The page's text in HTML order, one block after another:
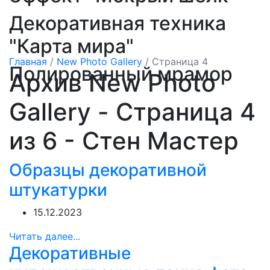
Декоративная техника
"Карта мира"
Полированный мрамор
Главная / New Photo Gallery / Страница 4
Архив New Photo
Gallery - Страница 4
из 6 - Стен Мастер
Образцы декоративной
штукатурки
15.12.2023
Читать далее...
Декоративные